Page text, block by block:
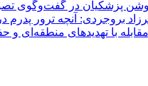
بروجردی: آنچه ترور پدرم
با تهدیدهای منطقه‌ای